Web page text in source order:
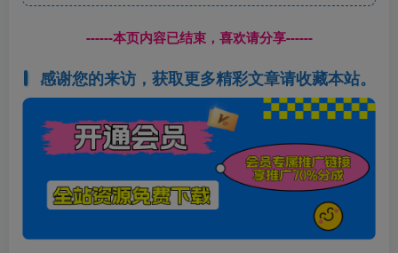
------本页内容已结束，喜欢请分享------
感谢您的来访，获取更多精彩文章请收藏本站。